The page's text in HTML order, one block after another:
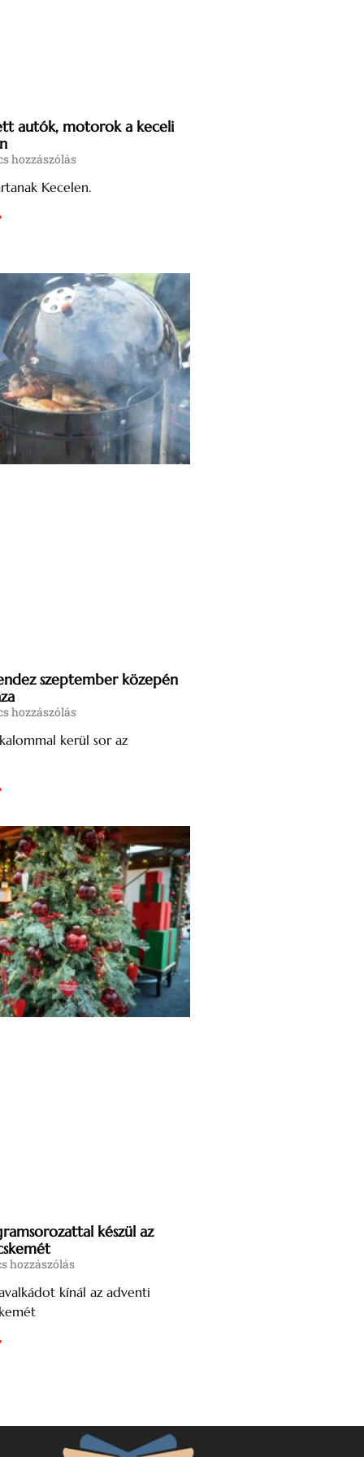
autók, motorok a keceli
hozzászólás
Kecelen.
szeptember közepén
hozzászólás
kerül sor az
készül az
hozzászólás
kínál az adventi